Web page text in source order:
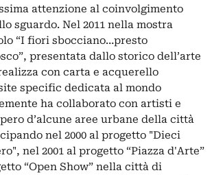
attenzione al coinvolgimento
sguardo. Nel 2011 nella mostra
“I fiori sbocciano…presto
presentata dallo storico dell’arte
con carta e acquerello
specific dedicata al mondo
ha collaborato con artisti e
d’alcune aree urbane della città
nel 2000 al progetto "Dieci
nel 2001 al progetto “Piazza d'Arte”
“Open Show” nella città di